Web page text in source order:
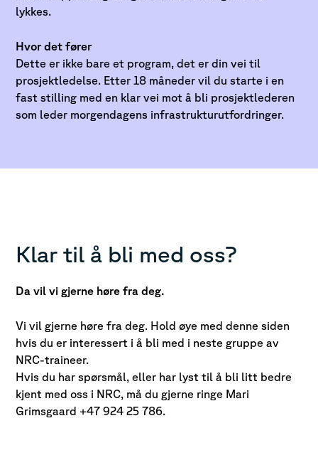
lykkes.
Hvor det fører
Dette er ikke bare et program, det er din vei til
prosjektledelse. Etter 18 måneder vil du starte i en
fast stilling med en klar vei mot å bli prosjektlederen
som leder morgendagens infrastrukturutfordringer.
Klar til å bli med oss?
Da vil vi gjerne høre fra deg.
Vi vil gjerne høre fra deg. Hold øye med denne siden
hvis du er interessert i å bli med i neste gruppe av
NRC-traineer.
Hvis du har spørsmål, eller har lyst til å bli litt bedre
kjent med oss i NRC, må du gjerne ringe Mari
Grimsgaard +47 924 25 786.